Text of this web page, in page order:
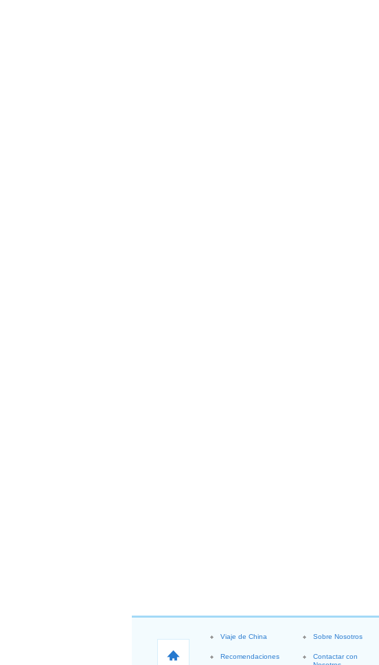
Viaje de China
Recomendaciones
Sobre Nosotros
Contactar con